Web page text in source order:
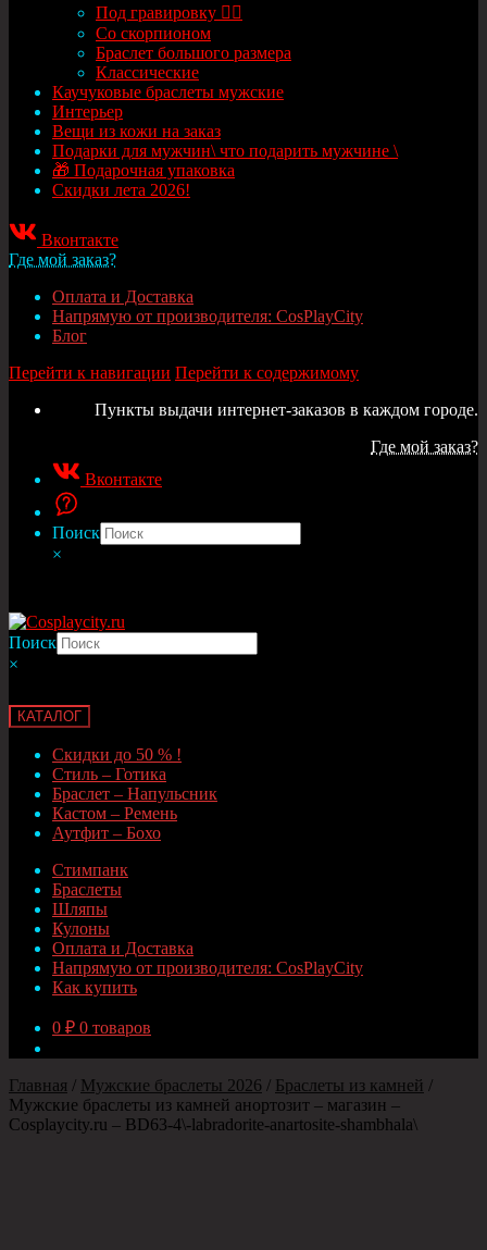
Под гравировку ✍🏻
Со скорпионом
Браслет большого размера
Классические
Каучуковые браслеты мужские
Интерьер
Вещи из кожи на заказ
Подарки для мужчин\ что подарить мужчине \
🎁 Подарочная упаковка
Скидки лета 2026!
Вконтакте
Где мой заказ?
Оплата и Доставка
Напрямую от производителя: CosPlayCity
Блог
Перейти к навигации Перейти к содержимому
Пункты выдачи интернет-заказов в каждом городе.
Где мой заказ?
Вконтакте
Поиск
×
Поиск
×
КАТАЛОГ
Скидки до 50 % !
Стиль – Готика
Браслет – Напульсник
Кастом – Ремень
Аутфит – Бохо
Стимпанк
Браслеты
Шляпы
Кулоны
Оплата и Доставка
Напрямую от производителя: CosPlayCity
Как купить
0 ₽ 0 товаров
Главная / Мужские браслеты 2026 / Браслеты из камней /
Мужские браслеты из камней анортозит – магазин –
Cosplaycity.ru – BD63-4\-labradorite-anartosite-shambhala\